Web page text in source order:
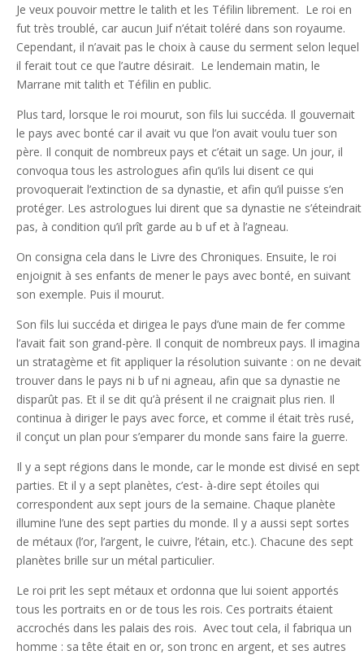
Je veux pouvoir mettre le talith et les Téfilin librement. Le roi en
fut très troublé, car aucun Juif n’était toléré dans son royaume.
Cependant, il n’avait pas le choix à cause du serment selon lequel
il ferait tout ce que l’autre désirait. Le lendemain matin, le
Marrane mit talith et Téfilin en public.
Plus tard, lorsque le roi mourut, son fils lui succéda. Il gouvernait
le pays avec bonté car il avait vu que l’on avait voulu tuer son
père. Il conquit de nombreux pays et c’était un sage. Un jour, il
convoqua tous les astrologues afin qu’ils lui disent ce qui
provoquerait l’extinction de sa dynastie, et afin qu’il puisse s’en
protéger. Les astrologues lui dirent que sa dynastie ne s’éteindrait
pas, à condition qu’il prît garde au b uf et à l’agneau.
On consigna cela dans le Livre des Chroniques. Ensuite, le roi
enjoignit à ses enfants de mener le pays avec bonté, en suivant
son exemple. Puis il mourut.
Son fils lui succéda et dirigea le pays d’une main de fer comme
l’avait fait son grand-père. Il conquit de nombreux pays. Il imagina
un stratagème et fit appliquer la résolution suivante : on ne devait
trouver dans le pays ni b uf ni agneau, afin que sa dynastie ne
disparût pas. Et il se dit qu’à présent il ne craignait plus rien. Il
continua à diriger le pays avec force, et comme il était très rusé,
il conçut un plan pour s’emparer du monde sans faire la guerre.
Il y a sept régions dans le monde, car le monde est divisé en sept
parties. Et il y a sept planètes, c’est- à-dire sept étoiles qui
correspondent aux sept jours de la semaine. Chaque planète
illumine l’une des sept parties du monde. Il y a aussi sept sortes
de métaux (l’or, l’argent, le cuivre, l’étain, etc.). Chacune des sept
planètes brille sur un métal particulier.
Le roi prit les sept métaux et ordonna que lui soient apportés
tous les portraits en or de tous les rois. Ces portraits étaient
accrochés dans les palais des rois. Avec tout cela, il fabriqua un
homme : sa tête était en or, son tronc en argent, et ses autres